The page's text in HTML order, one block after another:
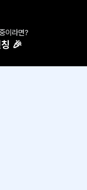
이라면?
칭 🎉